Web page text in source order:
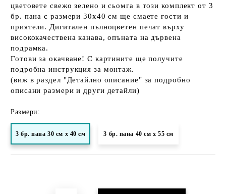
цветовете свежо зелено и сьомга в този комплект от 3
бр. пана с размери 30х40 см ще смаете гости и
приятели. Дигитален пълноцветен печат върху
висококачествена канава, опъната на дървена
подрамка.
Готови за окачване! С картините ще получите
подробна инструкция за монтаж.
(виж в раздел "Детайлно описание" за подробно
описани размери и други детайли)
Размери:
3 бр. пана 30 см х 40 см 3 бр. пана 40 см х 55 см